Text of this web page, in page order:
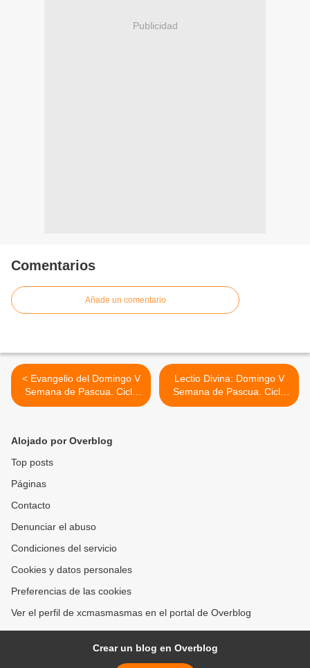
Publicidad
Comentarios
Añade un comentario
< Evangelio del Domingo V
Semana de Pascua. Ciclo
B. 6 de Mayo, 2012
Lectio Divina: Domingo V
Semana de Pascua. Ciclo
B, 6 Mayo, 2012 >
Alojado por Overblog
Top posts
Páginas
Contacto
Denunciar el abuso
Condiciones del servicio
Cookies y datos personales
Preferencias de las cookies
Ver el perfil de xcmasmasmas en el portal de Overblog
Crear un blog en Overblog